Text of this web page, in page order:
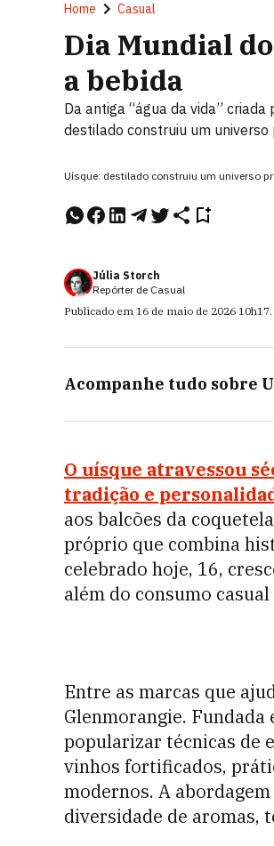
Home Casual
Dia Mundial
a bebida
Da antiga “água da vida”
destilado construiu um
Uísque: destilado construiu um universo
Júlia Storch
Repórter de Casual
Publicado em 16 de maio de 2026 10h17.
Acompanhe tudo sobre
O uísque atravessou
tradição e
aos balcões da
próprio que combina
celebrado hoje, 16,
além do consumo
Entre as marcas que
Glenmorangie.
popularizar técnicas de
vinhos fortificados,
modernos. A
diversidade de aromas,